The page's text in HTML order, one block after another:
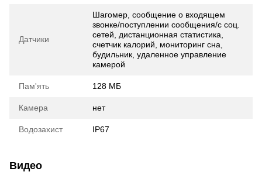
Датчики
Шагомер, сообщение о входящем
звонке/поступлении сообщения/с соц.
сетей, дистанционная статистика,
счетчик калорий, мониторинг сна,
будильник, удаленное управление
камерой
Пам'ять 128 МБ
Камера нет
Водозахист IP67
Видео